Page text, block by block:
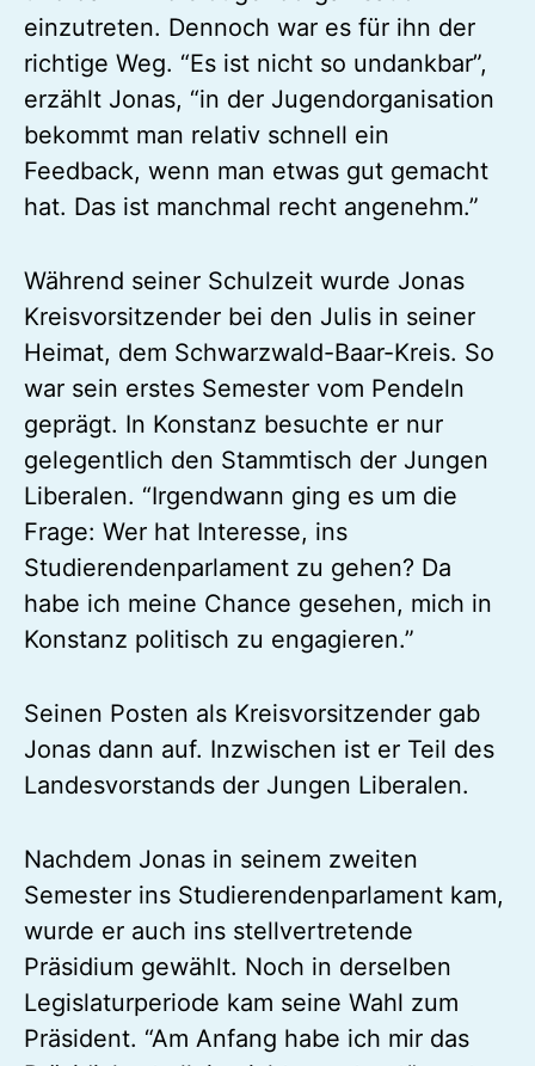
einzutreten. Dennoch war es für ihn der
richtige Weg. “Es ist nicht so undankbar”,
erzählt Jonas, “in der Jugendorganisation
bekommt man relativ schnell ein
Feedback, wenn man etwas gut gemacht
hat. Das ist manchmal recht angenehm.”
Während seiner Schulzeit wurde Jonas
Kreisvorsitzender bei den Julis in seiner
Heimat, dem Schwarzwald-Baar-Kreis. So
war sein erstes Semester vom Pendeln
geprägt. In Konstanz besuchte er nur
gelegentlich den Stammtisch der Jungen
Liberalen. “Irgendwann ging es um die
Frage: Wer hat Interesse, ins
Studierendenparlament zu gehen? Da
habe ich meine Chance gesehen, mich in
Konstanz politisch zu engagieren.”
Seinen Posten als Kreisvorsitzender gab
Jonas dann auf. Inzwischen ist er Teil des
Landesvorstands der Jungen Liberalen.
Nachdem Jonas in seinem zweiten
Semester ins Studierendenparlament kam,
wurde er auch ins stellvertretende
Präsidium gewählt. Noch in derselben
Legislaturperiode kam seine Wahl zum
Präsident. “Am Anfang habe ich mir das